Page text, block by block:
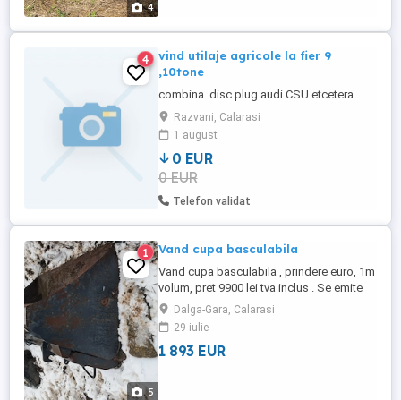
4
4
vind utilaje agricole la fier 9
,10tone
combina. disc plug audi CSU etcetera
Razvani, Calarasi
1 august
0 EUR
0 EUR
Telefon validat
5
1 Vand cupa basculabila
Vand cupa basculabila , prindere euro, 1m
volum, pret 9900 lei tva inclus . Se emite
factura , cupa este aproape noua , are
lama de uzura din hardox , este facuta la
comanda. Info
Dalga-Gara, Calarasi
29 iulie
1 893 EUR